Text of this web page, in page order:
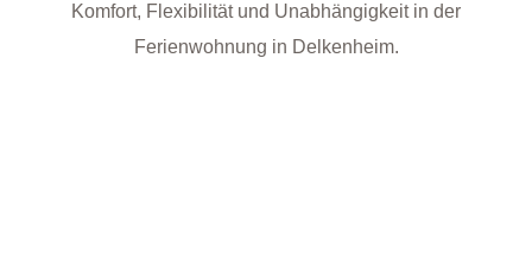
Komfort, Flexibilität und Unabhängigkeit in der
Ferienwohnung in Delkenheim.